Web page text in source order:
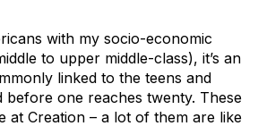
with my socio-economic
to upper middle-class), it’s an
linked to the teens and
before one reaches twenty. These
at Creation – a lot of them are like